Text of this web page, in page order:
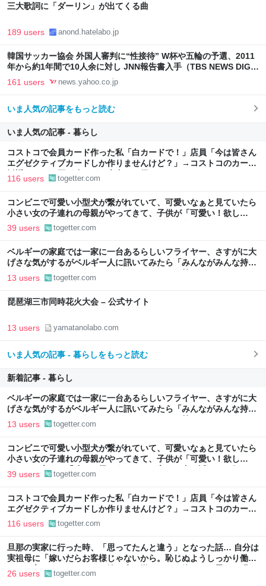
三大歌詞に「ダーリン」が出てくる曲
189 users anond.hatelabo.jp
韓国サッカー協会 外国人審判に“性接待” W杯や五輪の予選、2011
年から約1年間で10人余に対し JNN報告書入手（TBS NEWS DIG
Powered by JNN） - Yahoo!ニュース
161 users news.yahoo.co.jp
いま人気の記事をもっと読む
いま人気の記事 - 暮らし
コストコで会員カード作った私「白カードで！」店員「今は皆さん
エグゼクティブカードしか作りませんけど？」→コストコのカード
勧誘はやたら圧が強いが、本当にお得なの？
116 users togetter.com
コンビニで可愛い小型犬が繋がれていて、可愛いなぁと見ていたら
小さい女の子連れの母親がやってきて、子供が「可愛い！欲し
い！」と言うと「連れて帰ろうか？」と言って犬に近づいて行った
39 users togetter.com
ベルギーの家庭では一家に一台あるらしいフライヤー、さすがに大
げさな気がするがベルギー人に訊いてみたら「みんながみんな持っ
てるわけやないで。うちにはあるけどな」とか答えるんだろうな
13 users togetter.com
琵琶湖三市同時花火大会 – 公式サイト
13 users yamatanolabo.com
いま人気の記事 - 暮らしをもっと読む
新着記事 - 暮らし
ベルギーの家庭では一家に一台あるらしいフライヤー、さすがに大
げさな気がするがベルギー人に訊いてみたら「みんながみんな持っ
てるわけやないで。うちにはあるけどな」とか答えるんだろうな
13 users togetter.com
コンビニで可愛い小型犬が繋がれていて、可愛いなぁと見ていたら
小さい女の子連れの母親がやってきて、子供が「可愛い！欲し
い！」と言うと「連れて帰ろうか？」と言って犬に近づいて行った
39 users togetter.com
コストコで会員カード作った私「白カードで！」店員「今は皆さん
エグゼクティブカードしか作りませんけど？」→コストコのカード
勧誘はやたら圧が強いが、本当にお得なの？
116 users togetter.com
旦那の実家に行った時、「思ってたんと違う」となった話… 自分は
実祖母に「嫁いだらお客様じゃないから。恥じぬようしっかり働
け」と言われていたので、嫁ぎ先で嫌われたら終わりと思い、張り
切っていた
26 users togetter.com